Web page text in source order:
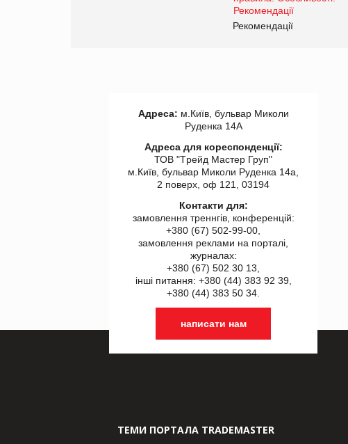
Рекомендації
Адреса: м.Київ, бульвар Миколи
Руденка 14А
Адреса для кореспонденції:
ТОВ "Tрейд Мастер Груп"
м.Київ, бульвар Миколи Руденка 14а,
2 поверх, оф 121, 03194
Контакти для:
замовлення треннгів, конференцій:
+380 (67) 502-99-00,
замовлення реклами на порталі,
журналах:
+380 (67) 502 30 13,
інші питання: +380 (44) 383 92 39,
+380 (44) 383 50 34.
написати нам
ТЕМИ ПОРТАЛА TRADEMASTER